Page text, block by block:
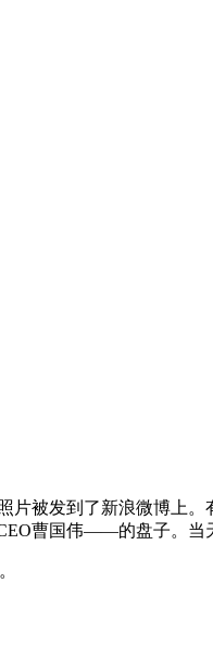
被发到了新浪微博上
曹国伟——的盘子。
。